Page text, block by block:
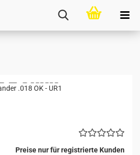
.018 OK - UR1
Preise nur für registrierte Kunden